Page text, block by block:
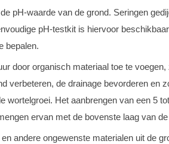
pH-waarde van de grond. Seringen
pH-testkit is hiervoor
bepalen.
door organisch materiaal toe te
verbeteren, de drainage bevorderen en
wortelgroei. Het aanbrengen van een 5
ervan met de bovenste laag van
andere ongewenste materialen uit de